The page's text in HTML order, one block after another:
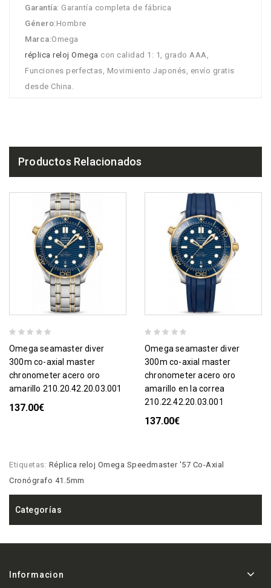
Garantía: Garantía completa de fábrica
Género:Hombre
Marca:Omega
réplica reloj Omega con calidad 1: 1, grado AAA,
Funciones perfectas, Movimiento Japonés, envío gratis
desde China.
Productos Relacionados
omega seamaster diver
300m co-axial master
chronometer acero oro
amarillo 210.20.42.20.03.001
137.00€
omega seamaster diver
300m co-axial master
chronometer acero oro
amarillo en la correa
210.22.42.20.03.001
137.00€
Etiquetas: Réplica reloj Omega Speedmaster '57 Co-Axial
Cronógrafo 41.5mm
Categorías
Informacion